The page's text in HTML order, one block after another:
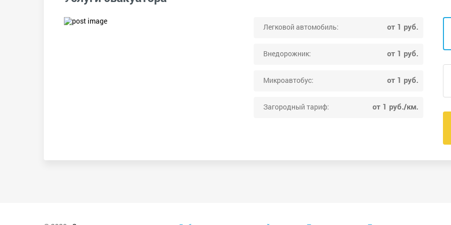
Легковой автомобиль: от 1 руб.
Внедорожник: от 1 руб.
Микроавтобус: от 1 руб.
Загородный тариф: от 1 руб./км.